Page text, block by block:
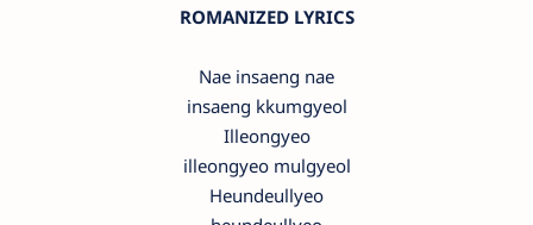
ROMANIZED LYRICS
Nae insaeng nae
insaeng kkumgyeol
Illeongyeo
illeongyeo mulgyeol
Heundeullyeo